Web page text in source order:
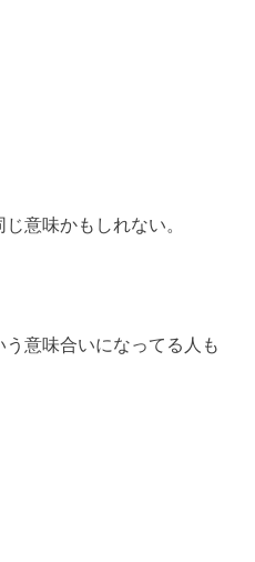
意味かもしれない。
う意味合いになってる人も